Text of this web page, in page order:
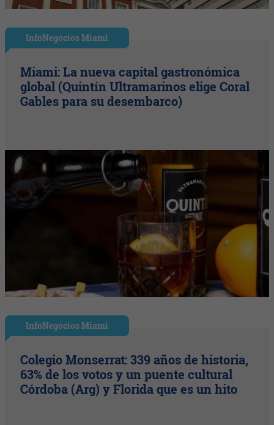
InfoNegocios Miami
Miami: La nueva capital gastronómica
global (Quintín Ultramarinos elige Coral
Gables para su desembarco)
InfoNegocios Miami
Colegio Monserrat: 339 años de historia,
63% de los votos y un puente cultural
Córdoba (Arg) y Florida que es un hito